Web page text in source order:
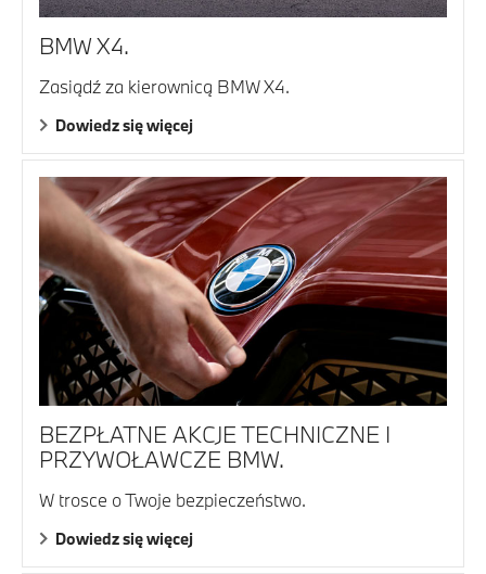
BMW X4.
Zasiądź za kierownicą BMW X4.
Dowiedz się więcej
BEZPŁATNE AKCJE TECHNICZNE I
PRZYWOŁAWCZE BMW.
W trosce o Twoje bezpieczeństwo.
Dowiedz się więcej